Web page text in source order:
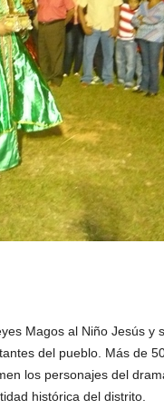
Magos al Niño Jesús y
del pueblo. Más de
los personajes del
histórica del distrito.